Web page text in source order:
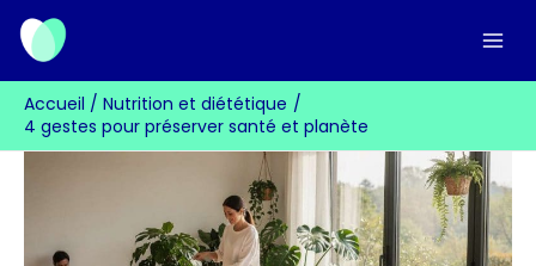
Aller
contenu
Accueil
Nutrition et diététique
4 gestes pour préserver santé et planète